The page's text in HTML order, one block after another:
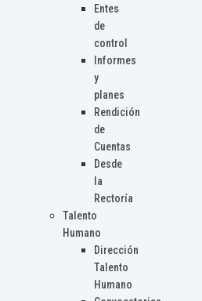
Entes
de
control
Informes
y
planes
Rendición
de
Cuentas
Desde
la
Rectoría
Talento
Humano
Dirección
Talento
Humano